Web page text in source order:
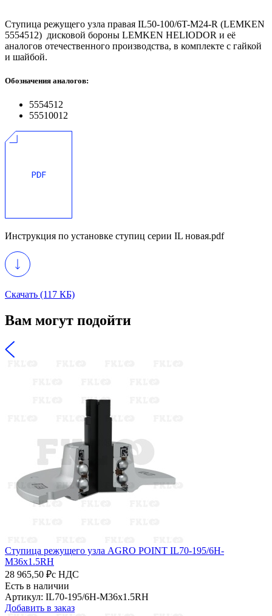
Ступица режущего узла правая IL50-100/6T-M24-R (LEMKEN
5554512) дисковой бороны LEMKEN HELIODOR и её
аналогов отечественного производства, в комплекте с гайкой
и шайбой.
Обозначения аналогов:
5554512
55510012
Инструкция по установке ступиц серии IL новая.pdf
Скачать (117 КБ)
Вам могут подойти
Ступица режущего узла AGRO POINT IL70-195/6H-
M36x1.5RH
28 965,50 ₽с НДС
Есть в наличии
Артикул: IL70-195/6H-M36x1.5RH
Добавить в заказ